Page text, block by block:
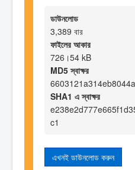
ডাউনলোড
3,389 বার
ফাইলের আকার
726।54 kB
MD5 স্বাক্ষর
SHA1 এ স্বাক্ষর
c1
এখনই ডাউনলোড করুন